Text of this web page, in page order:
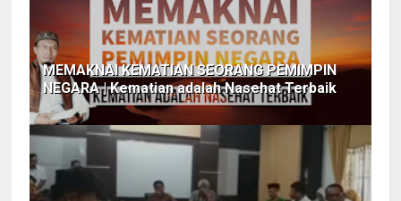
MEMAKNAI KEMATIAN SEORANG PEMIMPIN
NEGARA | Kematian adalah Nasehat Terbaik